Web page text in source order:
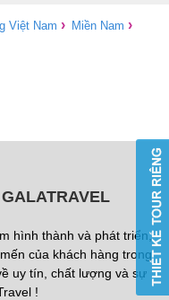
Việt Nam › Miền Nam ›
hình thành và phát triển,
của khách hàng trong
uy tín, chất lượng và sự
!